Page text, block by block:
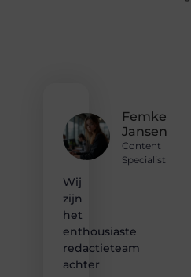
Femke
Jansen
Content
Specialist
Wij
zijn
het
enthousiaste
redactieteam
achter